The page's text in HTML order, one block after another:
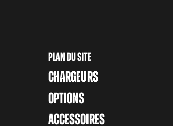
PLAN DU SITE
CHARGEURS
OPTIONS
ACCESSOIRES